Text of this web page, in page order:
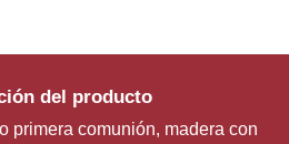
del producto
primera comunión, madera con